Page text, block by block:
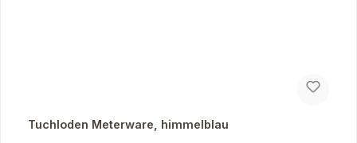
Tuchloden Meterware, himmelblau